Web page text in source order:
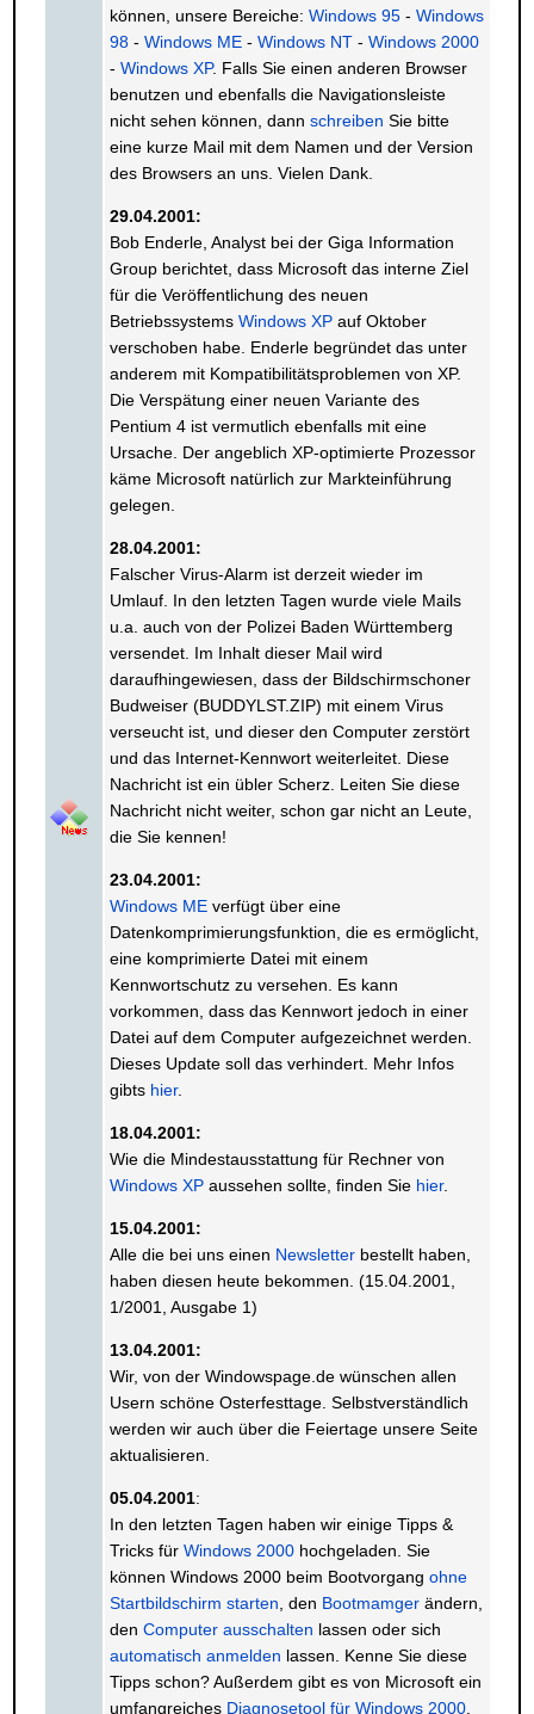
können, unsere Bereiche: Windows 95- Windows
98- Windows ME- Windows NT- Windows 2000
- Windows XP. Falls Sie einen anderen Browser
benutzen und ebenfalls die Navigationsleiste
nicht sehen können, dann schreiben Sie bitte
eine kurze Mail mit dem Namen und der Version
des Browsers an uns. Vielen Dank.
29.04.2001:
Bob Enderle, Analyst bei der Giga Information
Group berichtet, dass Microsoft das interne Ziel
für die Veröffentlichung des neuen
Betriebssystems Windows XPauf Oktober
verschoben habe. Enderle begründet das unter
anderem mit Kompatibilitätsproblemen von XP.
Die Verspätung einer neuen Variante des
Pentium 4 ist vermutlich ebenfalls mit eine
Ursache. Der angeblich XP-optimierte Prozessor
käme Microsoft natürlich zur Markteinführung
gelegen.
28.04.2001:
Falscher Virus-Alarm ist derzeit wieder im
Umlauf. In den letzten Tagen wurde viele Mails
u.a. auch von der Polizei Baden Württemberg
versendet. Im Inhalt dieser Mail wird
daraufhingewiesen, dass der Bildschirmschoner
Budweiser (BUDDYLST.ZIP) mit einem Virus
verseucht ist, und dieser den Computer zerstört
und das Internet-Kennwort weiterleitet. Diese
Nachricht ist ein übler Scherz. Leiten Sie diese
Nachricht nicht weiter, schon gar nicht an Leute,
die Sie kennen!
23.04.2001:
Windows MEverfügt über eine
Datenkomprimierungsfunktion, die es ermöglicht,
eine komprimierte Datei mit einem
Kennwortschutz zu versehen. Es kann
vorkommen, dass das Kennwort jedoch in einer
Datei auf dem Computer aufgezeichnet werden.
Dieses Update soll das verhindert. Mehr Infos
gibts hier.
18.04.2001:
Wie die Mindestausstattung für Rechner von
Windows XPaussehen sollte, finden Sie hier.
15.04.2001:
Alle die bei uns einen Newsletterbestellt haben,
haben diesen heute bekommen. (15.04.2001,
1/2001, Ausgabe 1)
13.04.2001:
Wir, von der Windowspage.de wünschen allen
Usern schöne Osterfesttage. Selbstverständlich
werden wir auch über die Feiertage unsere Seite
aktualisieren.
05.04.2001:
In den letzten Tagen haben wir einige Tipps &
Tricks für Windows 2000hochgeladen. Sie
können Windows 2000 beim Bootvorgang ohne
Startbildschirm starten , den Bootmamgerändern,
den Computer ausschalten lassen oder sich
automatisch anmelden lassen. Kenne Sie diese
Tipps schon? Außerdem gibt es von Microsoft ein
umfangreiches Diagnosetool für Windows 2000.